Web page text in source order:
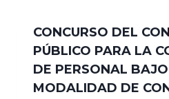
CONCEPTOS
CONCURSO DEL
PÚBLICO PARA LA
DE PERSONAL
MODALIDAD DE